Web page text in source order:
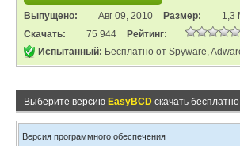
Выпущено: Авг 09, 2010 Размер:
1,3
Скачать:
75 944
Рейтинг:
Испытанный: Бесплатно от Spyware,
Выберите версию EasyBCD скачать
Версия программного обеспечения